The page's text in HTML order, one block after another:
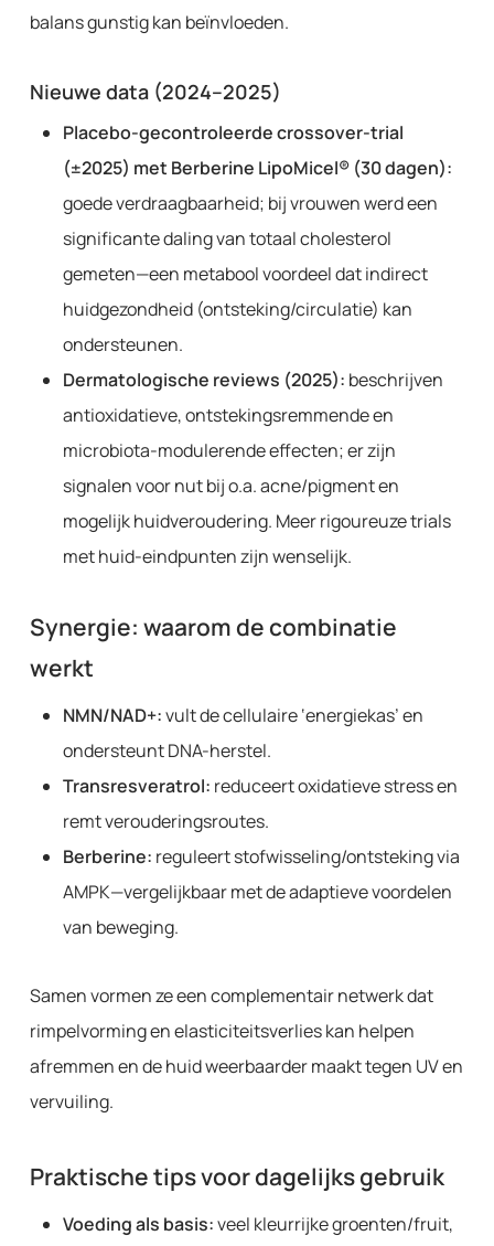
balans gunstig kan beïnvloeden.
Nieuwe data (2024–2025)
Placebo-gecontroleerde crossover-trial
(±2025) met Berberine LipoMicel® (30 dagen):
goede verdraagbaarheid; bij vrouwen werd een
significante daling van totaal cholesterol
gemeten—een metabool voordeel dat indirect
huidgezondheid (ontsteking/circulatie) kan
ondersteunen.
Dermatologische reviews (2025): beschrijven
antioxidatieve, ontstekingsremmende en
microbiota-modulerende effecten; er zijn
signalen voor nut bij o.a. acne/pigment en
mogelijk huidveroudering. Meer rigoureuze trials
met huid-eindpunten zijn wenselijk.
Synergie: waarom de combinatie
werkt
NMN/NAD+:vult de cellulaire ‘energiekas’ en
ondersteunt DNA-herstel.
Transresveratrol: reduceert oxidatieve stress en
remt verouderingsroutes.
Berberine: reguleert stofwisseling/ontsteking via
AMPK—vergelijkbaar met de adaptieve voordelen
van beweging.
Samen vormen ze een complementair netwerk dat
rimpelvorming en elasticiteitsverlies kan helpen
afremmen en de huid weerbaarder maakt tegen UV en
vervuiling.
Praktische tips voor dagelijks gebruik
Voeding als basis:veel kleurrijke groenten/fruit,